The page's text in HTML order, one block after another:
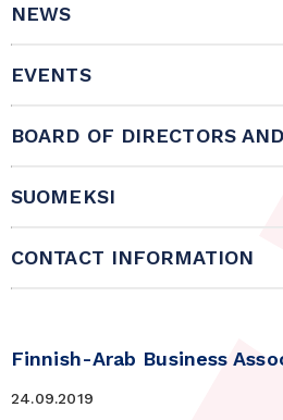
NEWS
EVENTS
BOARD OF DIRECTORS
SUOMEKSI
CONTACT INFORMATION
Finnish-Arab Business
24.09.2019